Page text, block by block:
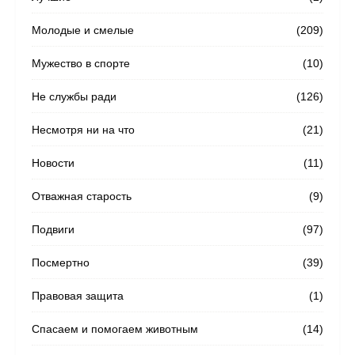
(209)
Молодые и смелые
(10)
Мужество в спорте
(126)
Не службы ради
(21)
Несмотря ни на что
(11)
Новости
(9)
Отважная старость
(97)
Подвиги
(39)
Посмертно
(1)
Правовая защита
(14)
Спасаем и помогаем животным